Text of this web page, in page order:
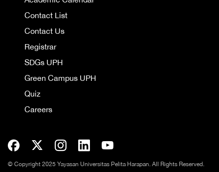
Contact List
Contact Us
Registrar
SDGs UPH
Green Campus UPH
Quiz
Careers
© Copyright 2025 Yayasan Universitas Pelita Harapan. All Rights Reserved.